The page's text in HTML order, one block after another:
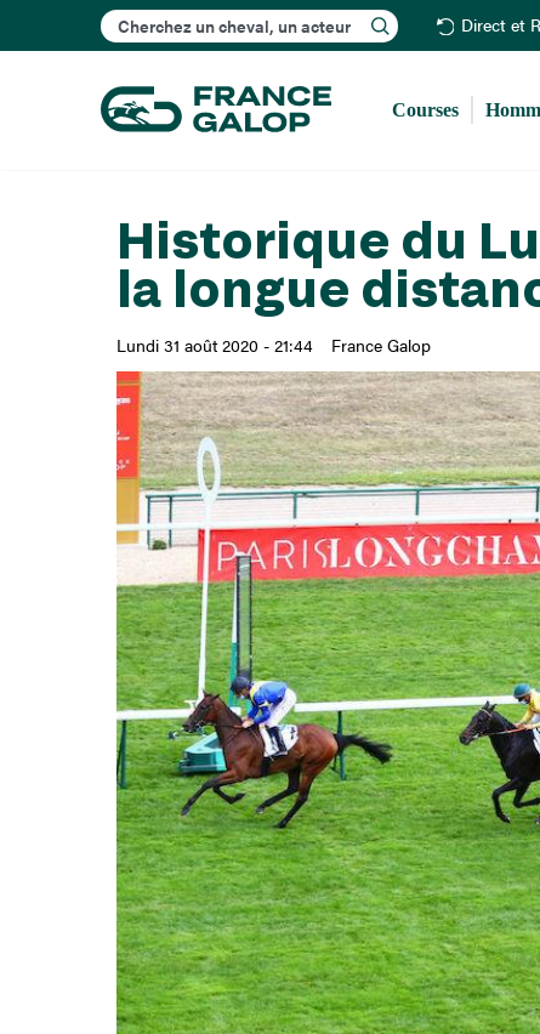
Rechercher Direct et
Courses
Historique du
la longue
Lundi 31 août 2020 - 21:44 France Galop